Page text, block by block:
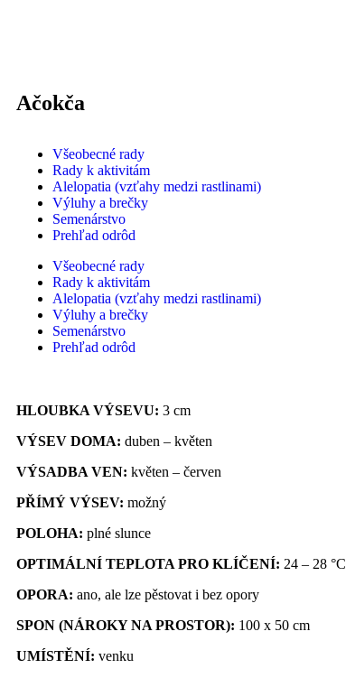
Ačokča
Všeobecné rady
Rady k aktivitám
Alelopatia (vzťahy medzi rastlinami)
Výluhy a brečky
Semenárstvo
Prehľad odrôd
Všeobecné rady
Rady k aktivitám
Alelopatia (vzťahy medzi rastlinami)
Výluhy a brečky
Semenárstvo
Prehľad odrôd
HLOUBKA VÝSEVU: 3 cm
VÝSEV DOMA: duben – květen
VÝSADBA VEN: květen – červen
PŘÍMÝ VÝSEV: možný
POLOHA: plné slunce
OPTIMÁLNÍ TEPLOTA PRO KLÍČENÍ: 24 – 28 °C
OPORA: ano, ale lze pěstovat i bez opory
SPON (NÁROKY NA PROSTOR): 100 x 50 cm
UMÍSTĚNÍ: venku